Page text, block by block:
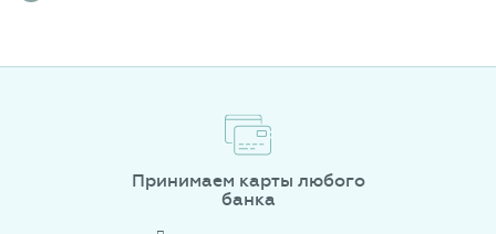
Принимаем карты любого
банка